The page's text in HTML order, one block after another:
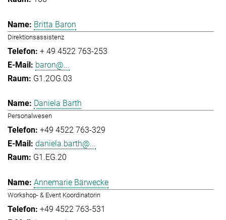
Britta Baron
Direktionsassistenz
+ 49 4522 763-253
baron@...
G1.2OG.03
Daniela Barth
Personalwesen
+49 4522 763-329
daniela.barth@...
G1.EG.20
Annemarie Bärwecke
Workshop- & Event Koordinatorin
+49 4522 763-531